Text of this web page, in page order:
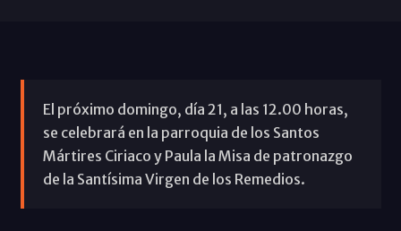
El próximo domingo, día 21, a las 12.00 horas,
se celebrará en la parroquia de los Santos
Mártires Ciriaco y Paula la Misa de patronazgo
de la Santísima Virgen de los Remedios.